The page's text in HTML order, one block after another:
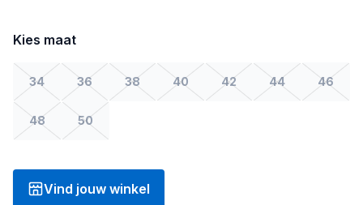
Kies maat
34 36 38 40 42 44 46
48 50
Vind jouw winkel